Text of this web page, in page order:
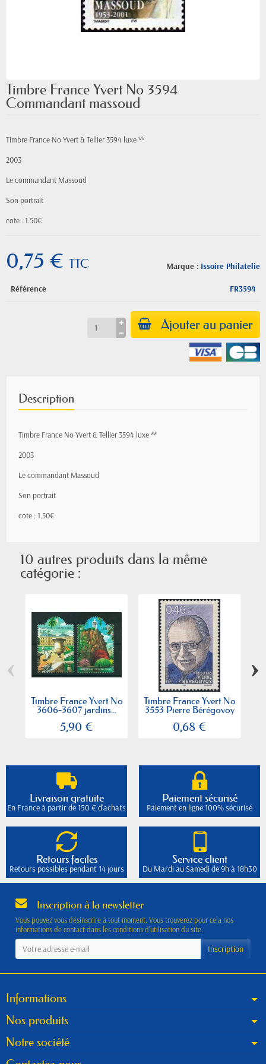
Timbre France Yvert No 3594
Commandant massoud
Timbre France No Yvert & Tellier 3594 luxe **
2003
Le commandant Massoud
Son portrait
cote : 1.50€
Marque : Issoire Philatelie
0,75 € TTC
Référence FR3594
Ajouter au panier
Description
Timbre France No Yvert & Tellier 3594 luxe **
2003
Le commandant Massoud
Son portrait
cote : 1.50€
10 autres produits dans la même
catégorie :
Timbre France Yvert No
3606-3607 jardins...
5,90 €
Timbre France Yvert No
3553 Pierre Bérégovoy
0,68 €
‹ ›
Livraison gratuite
En France à partir de 150 € d'achats
Paiement sécurisé
Paiement en ligne 100% sécurisé
Retours faciles
Retours possibles pendant 14 jours
Service client
Du Mardi au Samedi de 9h à 18h30
Inscription à la newsletter
Vous pouvez vous désinscrire à tout moment. Vous trouverez pour cela nos
informations de contact dans les conditions d'utilisation du site.
Informations
Nos produits
Notre société